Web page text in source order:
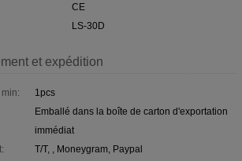
CE
LS-30D
et expédition
1pcs
Emballé dans la boîte de carton d'exportation
immédiat
T/T, , Moneygram, Paypal